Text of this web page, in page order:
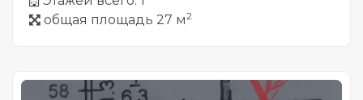
общая площадь 27 м2